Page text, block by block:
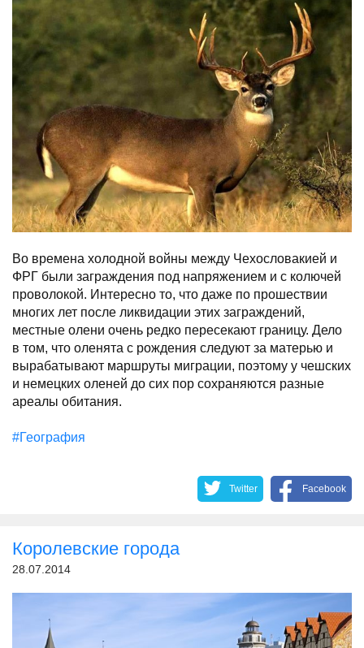
Во времена холодной войны между Чехословакией и
ФРГ были заграждения под напряжением и с колючей
проволокой. Интересно то, что даже по прошествии
многих лет после ликвидации этих заграждений,
местные олени очень редко пересекают границу. Дело
в том, что оленята с рождения следуют за матерью и
вырабатывают маршруты миграции, поэтому у чешских
и немецких оленей до сих пор сохраняются разные
ареалы обитания.
#География
Twitter Facebook
Королевские города
28.07.2014